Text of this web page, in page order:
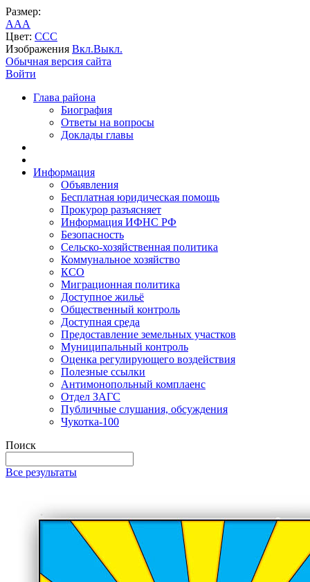
Размер:
AAA
Цвет: CCC
Изображения Вкл.Выкл.
Обычная версия сайта
Войти
Глава района
Биография
Ответы на вопросы
Доклады главы
Информация
Объявления
Бесплатная юридическая помощь
Прокурор разъясняет
Информация ИФНС РФ
Безопасность
Сельско-хозяйственная политика
Коммунальное хозяйство
КСО
Миграционная политика
Доступное жильё
Общественный контроль
Доступная среда
Предоставление земельных участков
Муниципальный контроль
Оценка регулирующего воздействия
Полезные ссылки
Антимонопольный комплаенс
Отдел ЗАГС
Публичные слушания, обсуждения
Чукотка-100
Поиск
Все результаты